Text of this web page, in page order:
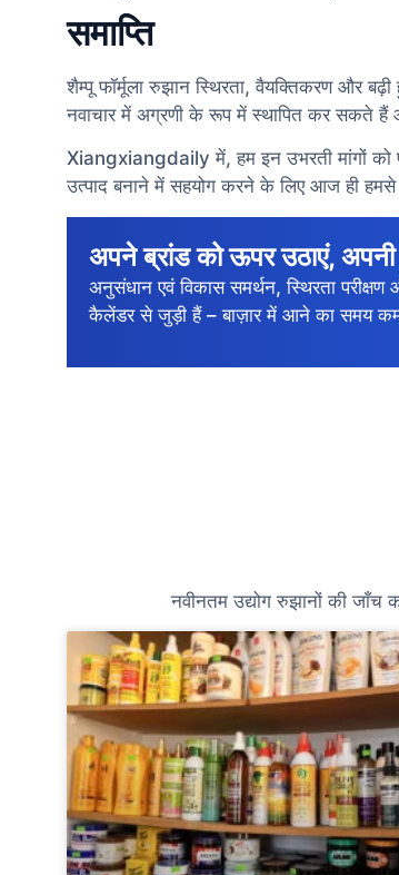
समाप्ति
शैम्पू फॉर्मूला रुझान स्थिरता, वैयक्तिकरण और
नवाचार में अग्रणी के रूप में स्थापित कर सकते
Xiangxiangdaily में, हम इन उभरती मांगों को
उत्पाद बनाने में सहयोग करने के लिए आज ही
अपने ब्रांड को ऊपर उठाएं, अपनी
अनुसंधान एवं विकास समर्थन, स्थिरता
कैलेंडर से जुड़ी हैं – बाज़ार में आने का समय
नवीनतम उद्योग रुझानों की जाँच